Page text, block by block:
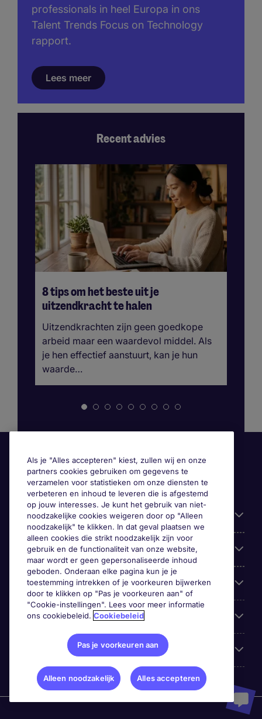
professionals in heel Europa in ons
Talent Trends Focus on Technology
rapport.
Lees meer
Recent advies
8 tips om het beste uit je
uitzendkracht te halen
Uitzendkrachten zijn geen goedkope
arbeid maar een waardevol middel. Als
je hen effectief aanstuurt, kan je hun
waarde…
Handige informatie
Onze expertise
Google Rating
Mobile apps
Over Michael Page
Als je "Alles accepteren" kiest, zullen wij en onze
partners cookies gebruiken om gegevens te
verzamelen voor statistieken om onze diensten te
verbeteren en inhoud te leveren die is afgestemd
op jouw interesses. Je kunt het gebruik van niet-
noodzakelijke cookies weigeren door op "Alleen
noodzakelijk" te klikken. In dat geval plaatsen we
alleen cookies die strikt noodzakelijk zijn voor
gebruik en de functionaliteit van onze website,
maar wordt er geen gepersonaliseerde inhoud
geboden. Onderaan elke pagina kun je je
toestemming intrekken of je voorkeuren bijwerken
door te klikken op "Pas je voorkeuren aan" of
"Cookie-instellingen". Lees voor meer informatie
ons cookiebeleid. Cookiebeleid
Pas je voorkeuren aan
Alleen noodzakelijk Alles accepteren